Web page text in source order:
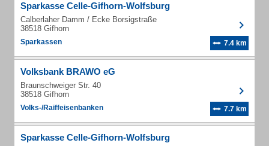
Sparkasse Celle-Gifhorn-Wolfsburg
Calberlaher Damm / Ecke Borsigstraße
38518 Gifhorn
Sparkassen 7.4 km
Volksbank BRAWO eG
Braunschweiger Str. 40
38518 Gifhorn
Volks-/Raiffeisenbanken 7.7 km
Sparkasse Celle-Gifhorn-Wolfsburg